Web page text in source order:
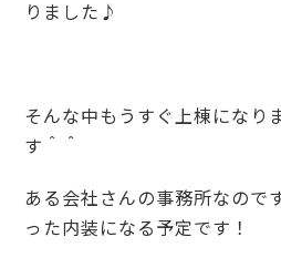
りました♪
そんな中もうすぐ上棟になり
す＾＾
ある会社さんの事務所なので
った内装になる予定です！